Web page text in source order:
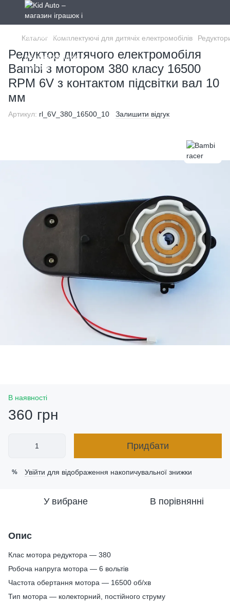
Каталог Комплектуючі для дитячіх електромобілів
Редуктор дитячого електромобіля
Bambi з мотором 380 класу 16500
RPM 6V з контактом підсвітки вал 10
мм
Артикул: rl_6V_380_16500_10 Залишити відгук
В наявності
360 грн
Придбати
% Увійти для відображення накопичувальної знижки
У вибране В порівнянні
Опис
Клас мотора редуктора — 380
Робоча напруга мотора — 6 вольтів
Частота обертання мотора — 16500 об/хв
Тип мотора — колекторний, постійного струму